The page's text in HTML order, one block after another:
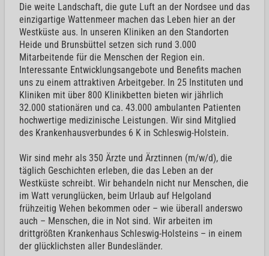
Die weite Landschaft, die gute Luft an der Nordsee und das
einzigartige Wattenmeer machen das Leben hier an der
Westküste aus. In unseren Kliniken an den Standorten
Heide und Brunsbüttel setzen sich rund 3.000
Mitarbeitende für die Menschen der Region ein.
Interessante Entwicklungsangebote und Benefits machen
uns zu einem attraktiven Arbeitgeber. In 25 Instituten und
Kliniken mit über 800 Klinikbetten bieten wir jährlich
32.000 stationären und ca. 43.000 ambulanten Patienten
hochwertige medizinische Leistungen. Wir sind Mitglied
des Krankenhausverbundes 6 K in Schleswig-Holstein.
Wir sind mehr als 350 Ärzte und Ärztinnen (m/w/d), die
täglich Geschichten erleben, die das Leben an der
Westküste schreibt. Wir behandeln nicht nur Menschen, die
im Watt verunglücken, beim Urlaub auf Helgoland
frühzeitig Wehen bekommen oder – wie überall anderswo
auch – Menschen, die in Not sind. Wir arbeiten im
drittgrößten Krankenhaus Schleswig-Holsteins – in einem
der glücklichsten aller Bundesländer.